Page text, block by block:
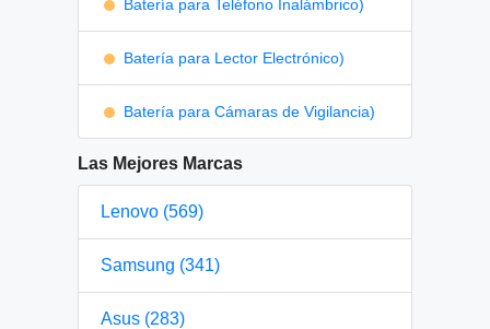
Batería para Teléfono Inalámbrico)
Batería para Lector Electrónico)
Batería para Cámaras de Vigilancia)
Las Mejores Marcas
Lenovo (569)
Samsung (341)
Asus (283)